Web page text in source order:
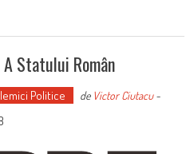
Statului Român
Politice de Victor Ciutacu-